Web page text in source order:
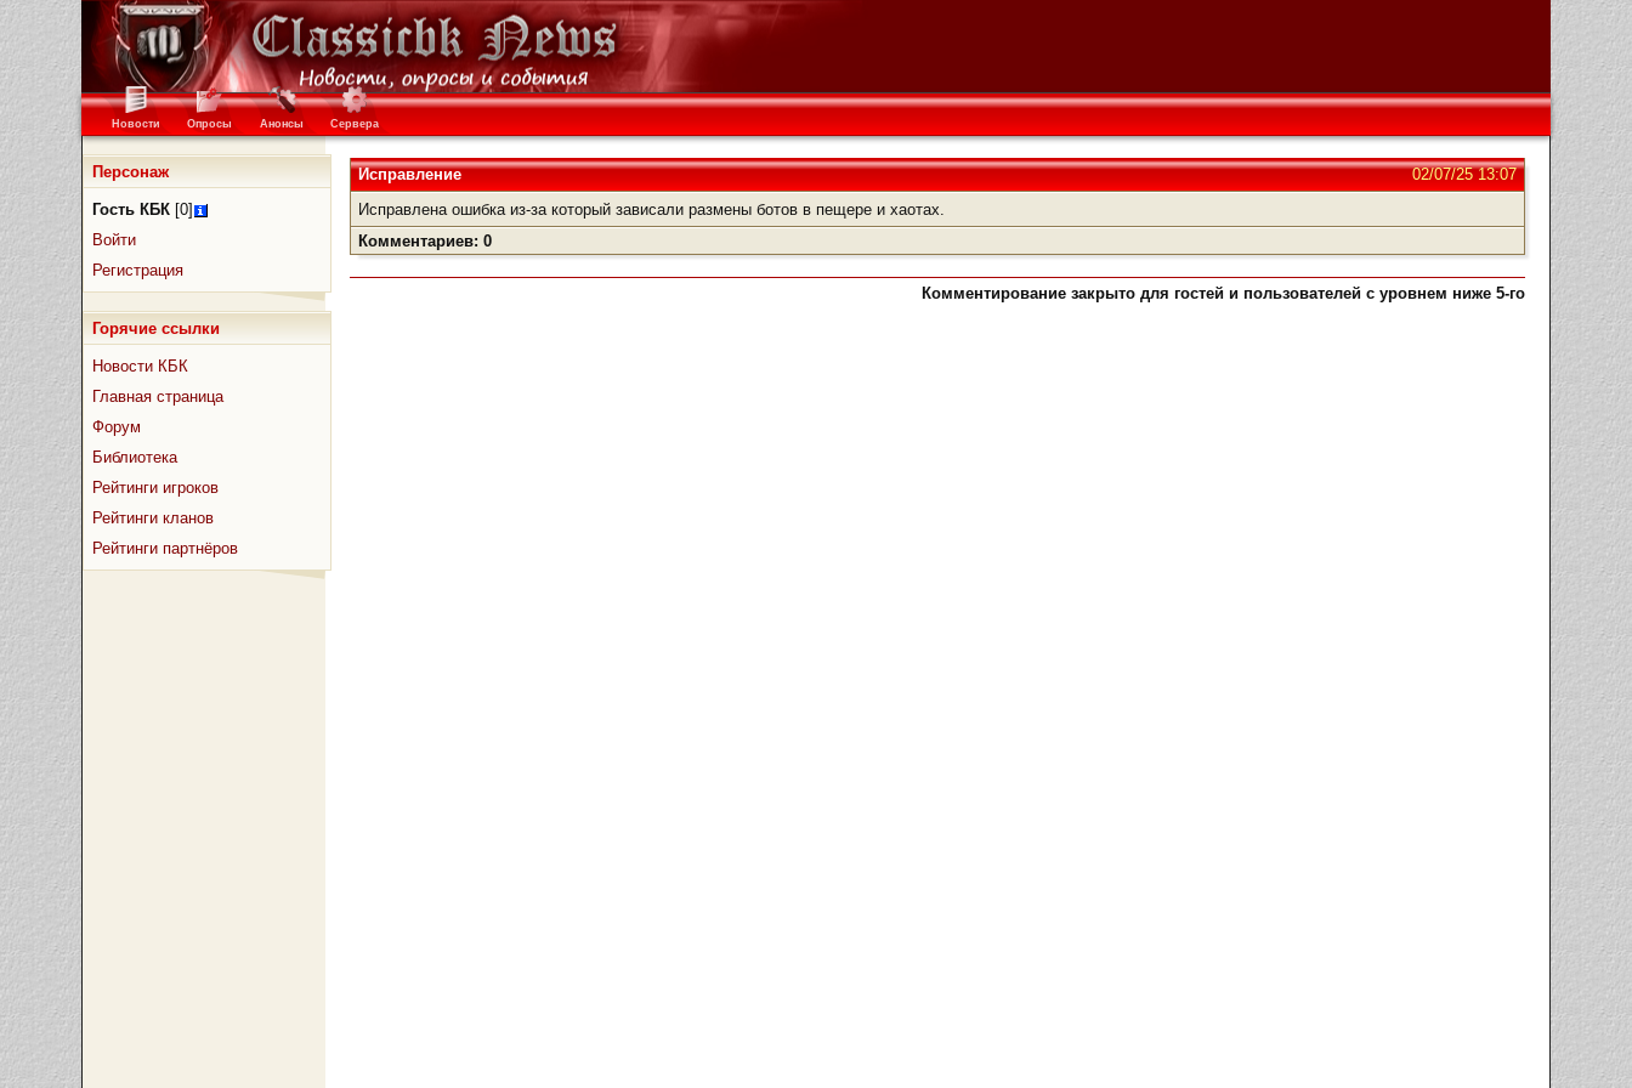
Новости Опросы Анонсы Сервера
Персонаж
Гость КБК [0]
Войти
Регистрация
Горячие ссылки
Новости КБК
Главная страница
Форум
Библиотека
Рейтинги игроков
Рейтинги кланов
Рейтинги партнёров
Исправление
02/07/25 13:07
Исправлена ошибка из-за который зависали размены ботов в пещере и хаотах.
Комментариев: 0
Комментирование закрыто для гостей и пользователей с уровнем ниже 5-го